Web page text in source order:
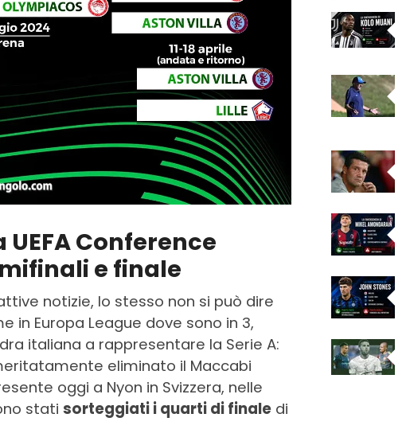
Conference
e finale
notizie, lo stesso non si può dire
in Europa League dove sono in 3,
italiana a rappresentare la Serie A:
eliminato il Maccabi
oggi a Nyon in Svizzera, nelle
stati sorteggiati i quarti di finale di